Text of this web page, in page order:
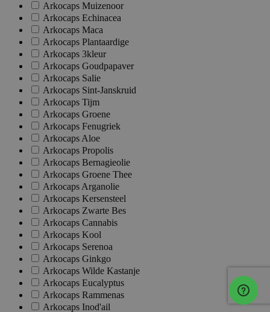
Arkocaps Muizenoor
Arkocaps Echinacea
Arkocaps Maca
Arkocaps Plantaardige
Arkocaps 3kleur
Arkocaps Goudpapaver
Arkocaps Salie
Arkocaps Sint-Janskruid
Arkocaps Tijm
Arkocaps Groene
Arkocaps Fenugriek
Arkocaps Aloe
Arkocaps Propolis
Arkocaps Bernagieolie
Arkocaps Groene Thee
Arkocaps Arganolie
Arkocaps Kersensteel
Arkocaps Zwarte Bes
Arkocaps Cannabis
Arkocaps Kool
Arkocaps Serenoa
Arkocaps Ginkgo
Arkocaps Wilde Kastanje
Arkocaps Eucalyptus
Arkocaps Rammenas
Arkocaps Inod'ail